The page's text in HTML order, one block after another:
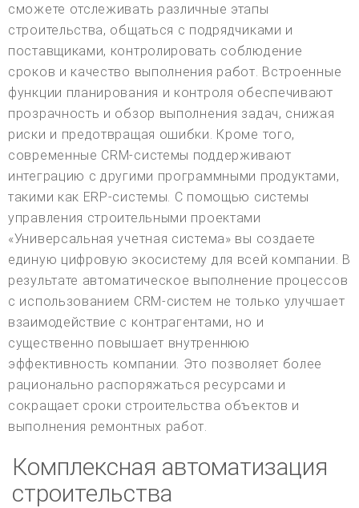
сможете отслеживать различные этапы
строительства, общаться с подрядчиками и
поставщиками, контролировать соблюдение
сроков и качество выполнения работ. Встроенные
функции планирования и контроля обеспечивают
прозрачность и обзор выполнения задач, снижая
риски и предотвращая ошибки. Кроме того,
современные CRM-системы поддерживают
интеграцию с другими программными продуктами,
такими как ERP-системы. С помощью системы
управления строительными проектами
«Универсальная учетная система» вы создаете
единую цифровую экосистему для всей компании. В
результате автоматическое выполнение процессов
с использованием CRM-систем не только улучшает
взаимодействие с контрагентами, но и
существенно повышает внутреннюю
эффективность компании. Это позволяет более
рационально распоряжаться ресурсами и
сокращает сроки строительства объектов и
выполнения ремонтных работ.
Комплексная автоматизация
строительства